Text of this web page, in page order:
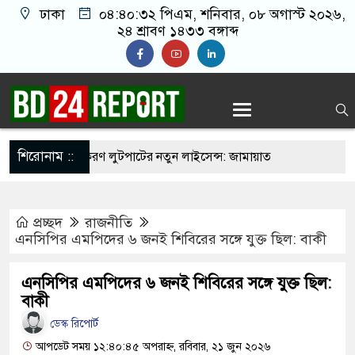
ঢাকা ০৪:৪০:৩৩ পিএম, শনিবার, ০৮ অগাস্ট
২০২৬, ২৪ শ্রাবণ ১৪৩৩ বঙ্গাব্দ
শিরোনাম ::
বেসরকারীকরণ লুটপাটের নতুন লাইসেন্স: জামায়াত
সালাহউদ্দিন আহমদকে গুম করা হয়েছিল, জানালো
কারো পৈতৃক সম্পত্তি নয়: ইশরাক হোসেন
শিক্ষার্থীর রহস্যজনক মৃত্যু, পরিবারের দাবি হত্যা
প্রচ্ছদ
রাজনীতি
এনসিপির এমপিদের ৬ জনই শিবিরের সঙ্গে যুক্ত ছিল: বাকী
এনসিপির এমপিদের ৬ জনই শিবিরের সঙ্গে যুক্ত ছিল:
বাকী
ডেস্ক রিপোর্ট
আপডেট সময় ১২:৪০:৪৫ অপরাহ্ন, রবিবার, ২১ জুন ২০২৬